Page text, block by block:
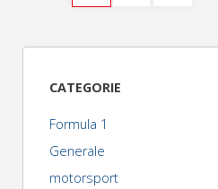
degli
articoli
CATEGORIE
Formula 1
Generale
motorsport